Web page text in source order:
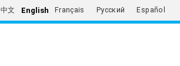
中文 English Français Русский Español